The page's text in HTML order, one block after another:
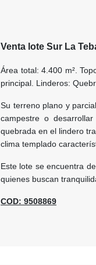
Venta lote Sur La
Área total: 4.400 m².
principal. Linderos:
Su terreno plano y
campestre o
quebrada en el lindero
clima templado
Este lote se encuentra
quienes buscan
COD: 9508869